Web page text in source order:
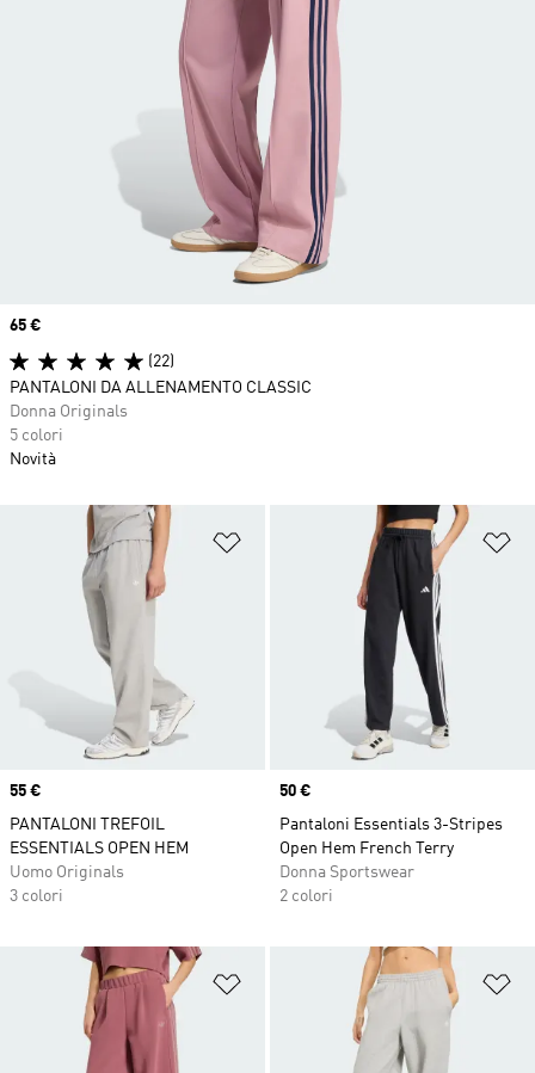
Aggiungi alla lista dei desideri
Price
55 €
PANTALONI TREFOIL
ESSENTIALS OPEN HEM
Uomo Originals
3 colori
Price
50 €
Pantaloni Essentials 3-Stripes
Open Hem French Terry
Donna Sportswear
2 colori
Aggiungi alla lista dei desideri
Price
65 €
(22)
PANTALONI DA ALLENAMENTO CLASSIC
Donna Originals
5 colori
Novità